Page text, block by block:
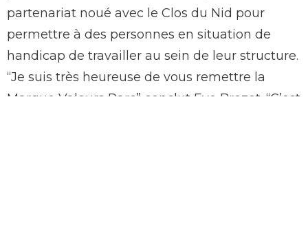
partenariat noué avec le Clos du Nid pour
permettre à des personnes en situation de
handicap de travailler au sein de leur structure.
“Je suis très heureuse de vous remettre la
Marque Valeurs Parc” conclut Eve Brezet. “C’est